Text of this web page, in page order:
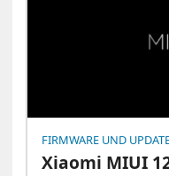
FIRMWARE UND
Xiaomi MIUI